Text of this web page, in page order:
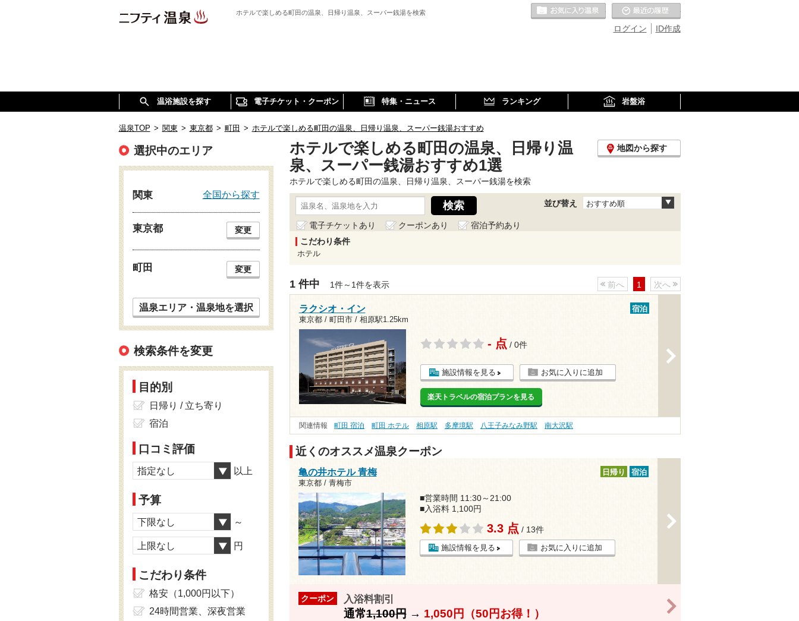
ホテルで楽しめる町田の温泉、日帰り温泉、スーパー銭湯を検索
ID作成
ログイン
お気に入りの温泉
温浴施設を探す 電子チケット・クーポン 特集・ニュース ランキング 岩盤浴
温泉TOP > 関東 > 東京都 > 町田 > ホテルで楽しめる町田の温泉、日帰り温泉、スーパー銭湯おすすめ
ホテルで楽しめる町田の温泉、日帰り温
泉、スーパー銭湯おすすめ1選
地図から探す
ホテルで楽しめる町田の温泉、日帰り温泉、スーパー銭湯を検索
並び替え おすすめ順
電子チケットあり クーポンあり
宿泊予約あり
こだわり条件
ホテル
1 件中 1件～1件を表示 前へ 1 次へ
ラクシオ・イン
東京都 / 町田市 / 相原駅1.25km
宿泊
- 点 / 0件
施設情報を見る お気に入りに追加
楽天トラベルの宿泊プランを見る
関連情報 町田 宿泊 町田 ホテル 相原駅 多摩境駅 八王子みなみ野駅 南大沢駅
近くのオススメ温泉クーポン
亀の井ホテル 青梅
東京都 / 青梅市
日帰り 宿泊
■営業時間 11:30～21:00
■入浴料 1,100円
3.3 点 / 13件
施設情報を見る お気に入りに追加
クーポン 入浴料割引
通常1,100円→ 1,050円（50円お得！）
選択中のエリア
関東 全国から探す
東京都 変更
町田 変更
温泉エリア・温泉地を選択
検索条件を変更
目的別
日帰り / 立ち寄り
宿泊
口コミ評価
指定なし 以上
予算
下限なし ～
上限なし 円
こだわり条件
格安（1,000円以下）
24時間営業、深夜営業